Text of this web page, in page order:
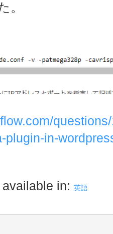
。
plugin-in-
in: 英語